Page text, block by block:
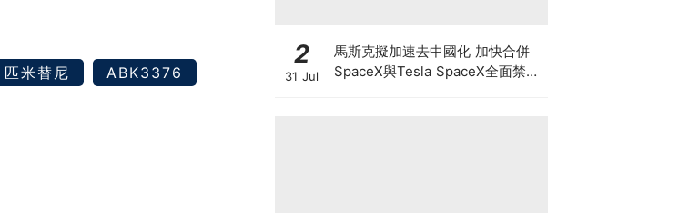
匹米替尼 ABK3376
2
31 Jul
馬斯克擬加速去中國化 加快合併
SpaceX與Tesla SpaceX全面禁止